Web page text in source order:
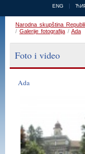
ENG
Narodna skupština
/ Galerije fotografija / Ada
Foto i video
Ada